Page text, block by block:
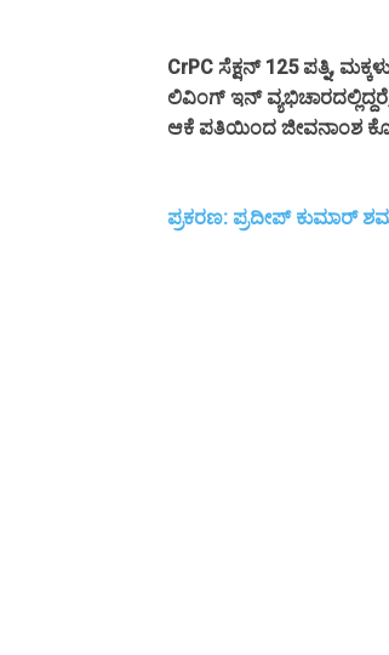
CrPC ಸೆಕ್ಷನ್ 125 ಪತ್ನಿ,
ಲಿವಿಂಗ್‌ ಇನ್
ಆಕೆ ಪತಿಯಿಂದ ಜೀವನಾಂಶ
ಪ್ರಕರಣ: ಪ್ರದೀಪ್‌ ಕುಮಾರ್‌